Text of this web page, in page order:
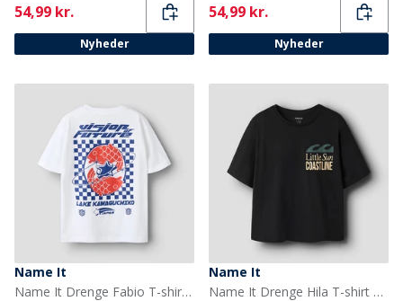
Current
54,99 kr.
Nyheder
Current
54,99 kr.
Nyheder
Name It
Name It Drenge Fabio T-shirt Bright White
Name It
Name It Drenge Hila T-shirt Sort